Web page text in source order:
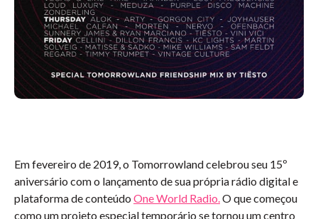
Em fevereiro de 2019, o Tomorrowland celebrou seu 15º
aniversário com o lançamento de sua própria rádio digital e
plataforma de conteúdo One World Radio.O que começou
como um projeto especial temporário se tornou um centro